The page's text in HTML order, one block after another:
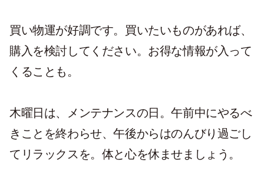
買い物運が好調です。買いたいものがあれば、
購入を検討してください。お得な情報が入って
くることも。
木曜日は、メンテナンスの日。午前中にやるべ
きことを終わらせ、午後からはのんびり過ごし
てリラックスを。体と心を休ませましょう。